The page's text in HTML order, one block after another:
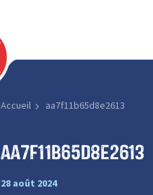
Accueil aa7f11b65d8e2613
aa7f11b65d8e2613
28 août 2024